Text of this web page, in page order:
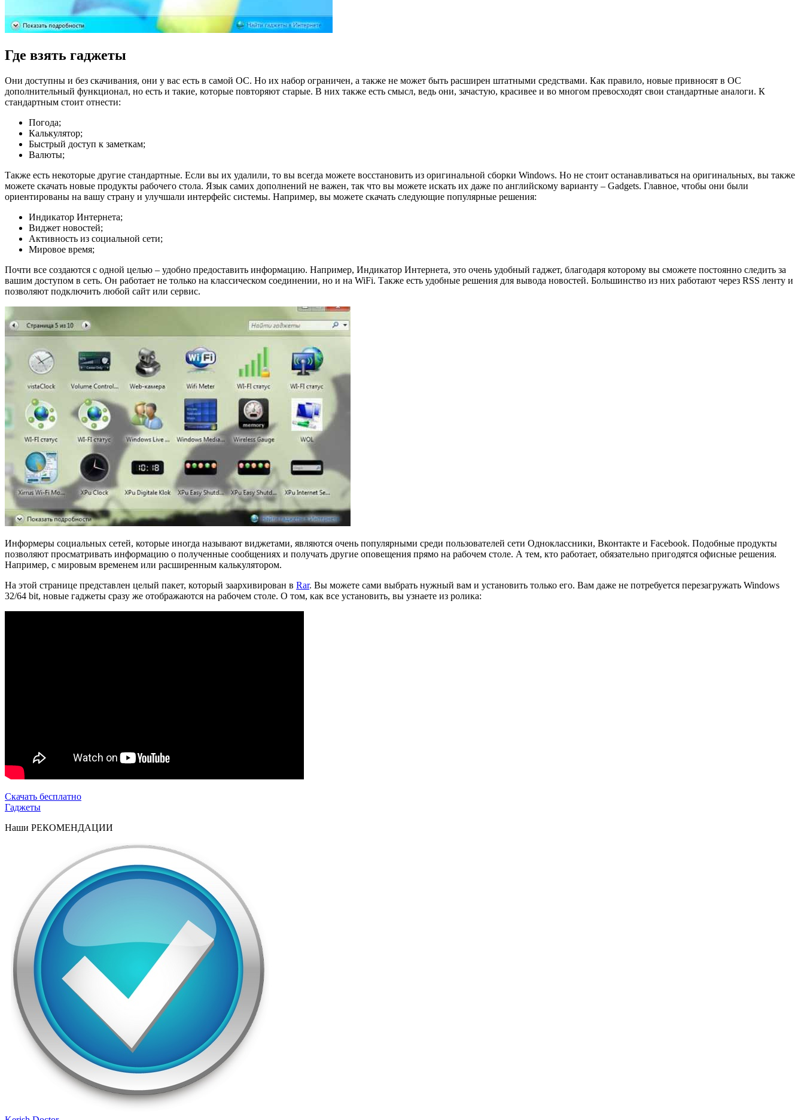
Где взять гаджеты
Они доступны и без скачивания, они у вас есть в самой ОС. Но их набор ограничен, а также не может быть расширен штатными средствами. Как правило, новые привносят в ОС
дополнительный функционал, но есть и такие, которые повторяют старые. В них также есть смысл, ведь они, зачастую, красивее и во многом превосходят свои стандартные аналоги. К
стандартным стоит отнести:
Погода;
Калькулятор;
Быстрый доступ к заметкам;
Валюты;
Также есть некоторые другие стандартные. Если вы их удалили, то вы всегда можете восстановить из оригинальной сборки Windows. Но не стоит останавливаться на оригинальных, вы также
можете скачать новые продукты рабочего стола. Язык самих дополнений не важен, так что вы можете искать их даже по английскому варианту – Gadgets. Главное, чтобы они были
ориентированы на вашу страну и улучшали интерфейс системы. Например, вы можете скачать следующие популярные решения:
Индикатор Интернета;
Виджет новостей;
Активность из социальной сети;
Мировое время;
Почти все создаются с одной целью – удобно предоставить информацию. Например, Индикатор Интернета, это очень удобный гаджет, благодаря которому вы сможете постоянно следить за
вашим доступом в сеть. Он работает не только на классическом соединении, но и на WiFi. Также есть удобные решения для вывода новостей. Большинство из них работают через RSS ленту и
позволяют подключить любой сайт или сервис.
Информеры социальных сетей, которые иногда называют виджетами, являются очень популярными среди пользователей сети Одноклассники, Вконтакте и Facebook. Подобные продукты
позволяют просматривать информацию о полученные сообщениях и получать другие оповещения прямо на рабочем столе. А тем, кто работает, обязательно пригодятся офисные решения.
Например, с мировым временем или расширенным калькулятором.
На этой странице представлен целый пакет, который заархивирован в Rar. Вы можете сами выбрать нужный вам и установить только его. Вам даже не потребуется перезагружать Windows
32/64 bit, новые гаджеты сразу же отображаются на рабочем столе. О том, как все установить, вы узнаете из ролика:
Скачать бесплатно
Гаджеты
Наши РЕКОМЕНДАЦИИ